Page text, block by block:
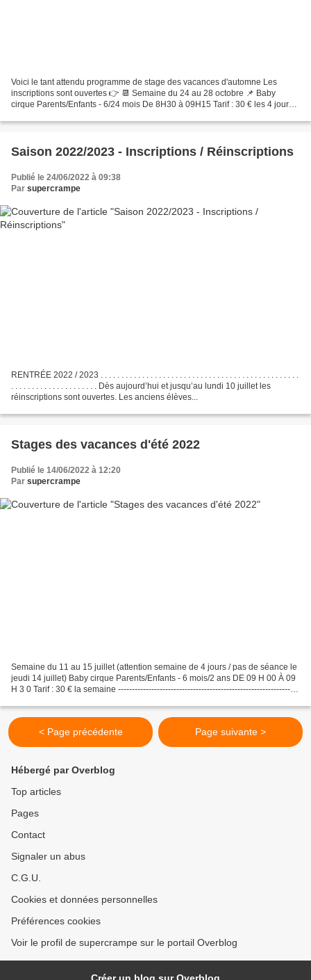
Voici le tant attendu programme de stage des vacances d'automne Les
inscriptions sont ouvertes 👉 📆 Semaine du 24 au 28 octobre 📌 Baby
cirque Parents/Enfants - 6/24 mois De 8H30 à 09H15 Tarif : 30 € les 4 jours
-----...
Saison 2022/2023 - Inscriptions / Réinscriptions
Publié le 24/06/2022 à 09:38
Par supercrampe
RENTRÉE 2022 / 2023 . . . . . . . . . . . . . . . . . . . . . . . . . . . . . . . . . . . . . . . . . . . . . . . .
. . . . . . . . . . . . . . . . . . . . . Dès aujourd’hui et jusqu’au lundi 10 juillet les
réinscriptions sont ouvertes. Les anciens élèves...
Stages des vacances d'été 2022
Publié le 14/06/2022 à 12:20
Par supercrampe
Semaine du 11 au 15 juillet (attention semaine de 4 jours / pas de séance le
jeudi 14 juillet) Baby cirque Parents/Enfants - 6 mois/2 ans DE 09 H 00 À 09
H 3 0 Tarif : 30 € la semaine -----------------------------------------------------------------
< Page précédente Page suivante >
Hébergé par Overblog
Top articles
Pages
Contact
Signaler un abus
C.G.U.
Cookies et données personnelles
Préférences cookies
Voir le profil de supercrampe sur le portail Overblog